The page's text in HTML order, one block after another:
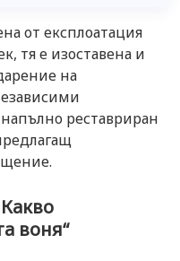
от експлоатация
тя е изоставена и
на
реставриран
воня“